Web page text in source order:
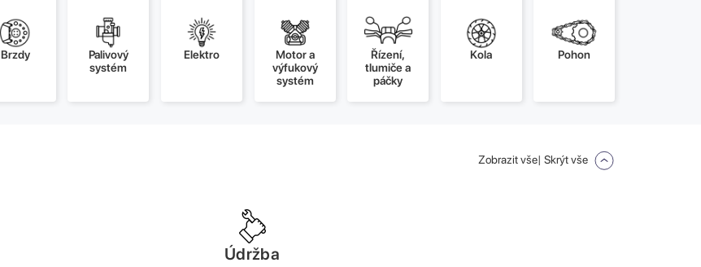
Brzdy
Palivový
systém
Elektro
Motor a
výfukový
systém
Řízení,
tlumiče a
páčky
Kola Pohon
Zobrazit vše| Skrýt vše
Údržba